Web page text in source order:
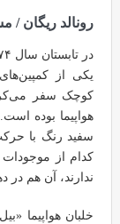
رونالد ریگان /
کوچک سفر
هواپیما بوده
سفید رنگ با
کدام از
ندارند، آن هم در دهه